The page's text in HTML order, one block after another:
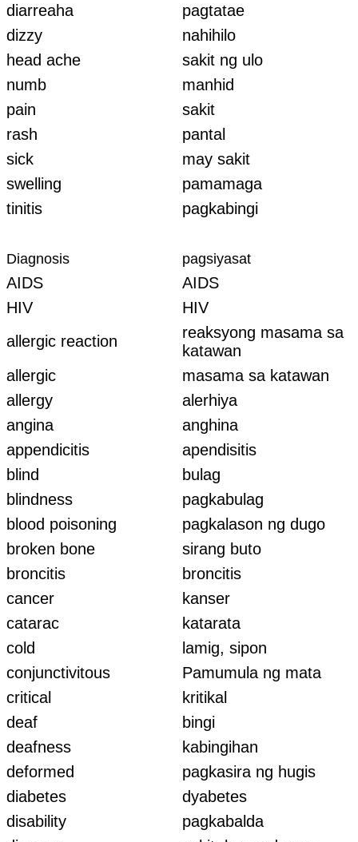
diarreaha
pagtatae
dizzy
nahihilo
head ache
sakit ng ulo
numb
manhid
pain
sakit
rash
pantal
sick
may sakit
swelling
pamamaga
tinitis
pagkabingi
Diagnosis pagsiyasat
AIDS
AIDS
HIV
HIV
allergic reaction
reaksyong masama sa
katawan
allergic
masama sa katawan
allergy
alerhiya
angina
anghina
appendicitis
apendisitis
blind
bulag
blindness
pagkabulag
blood poisoning
pagkalason ng dugo
broken bone
sirang buto
broncitis
broncitis
cancer
kanser
catarac
katarata
cold
lamig, sipon
conjunctivitous
Pamumula ng mata
critical
kritikal
deaf
bingi
deafness
kabingihan
deformed
pagkasira ng hugis
diabetes
dyabetes
disability
pagkabalda